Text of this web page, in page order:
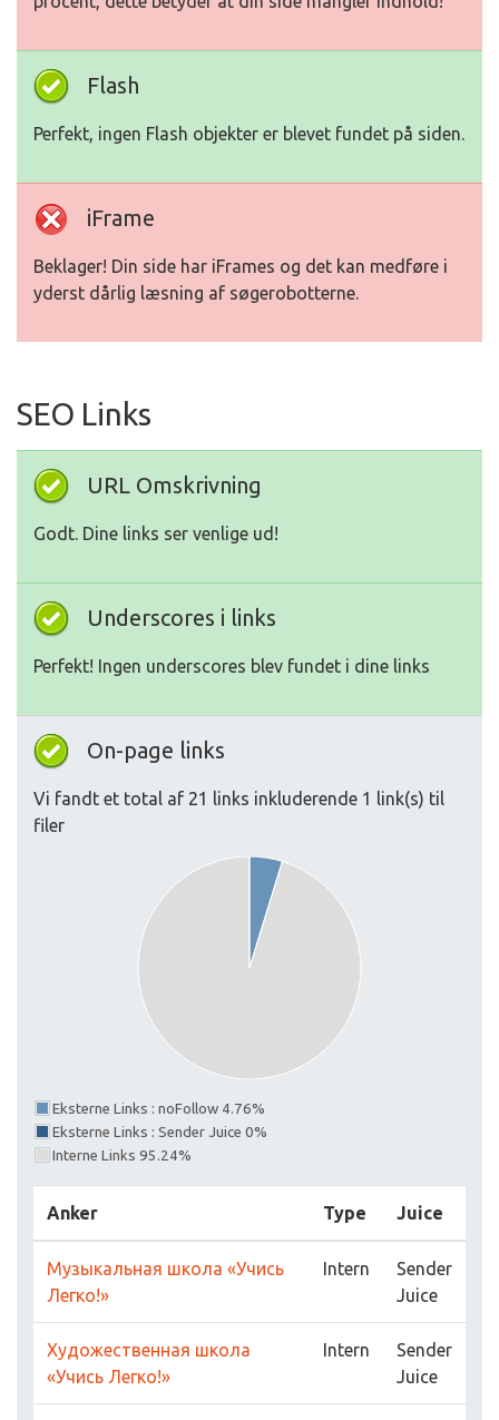
Flash
Perfekt, ingen Flash objekter er blevet fundet på siden.
iFrame
Beklager! Din side har iFrames og det kan medføre i
yderst dårlig læsning af søgerobotterne.
SEO Links
URL Omskrivning
Godt. Dine links ser venlige ud!
Underscores i links
Perfekt! Ingen underscores blev fundet i dine links
On-page links
Vi fandt et total af 21 links inkluderende 1 link(s) til
filer
Eksterne Links : noFollow 4.76%
Eksterne Links : Sender Juice 0%
Interne Links 95.24%
Anker Type Juice
Музыкальная школа «Учись
Легко!»
Intern
Sender
Juice
Художественная школа
«Учись Легко!»
Intern
Sender
Juice